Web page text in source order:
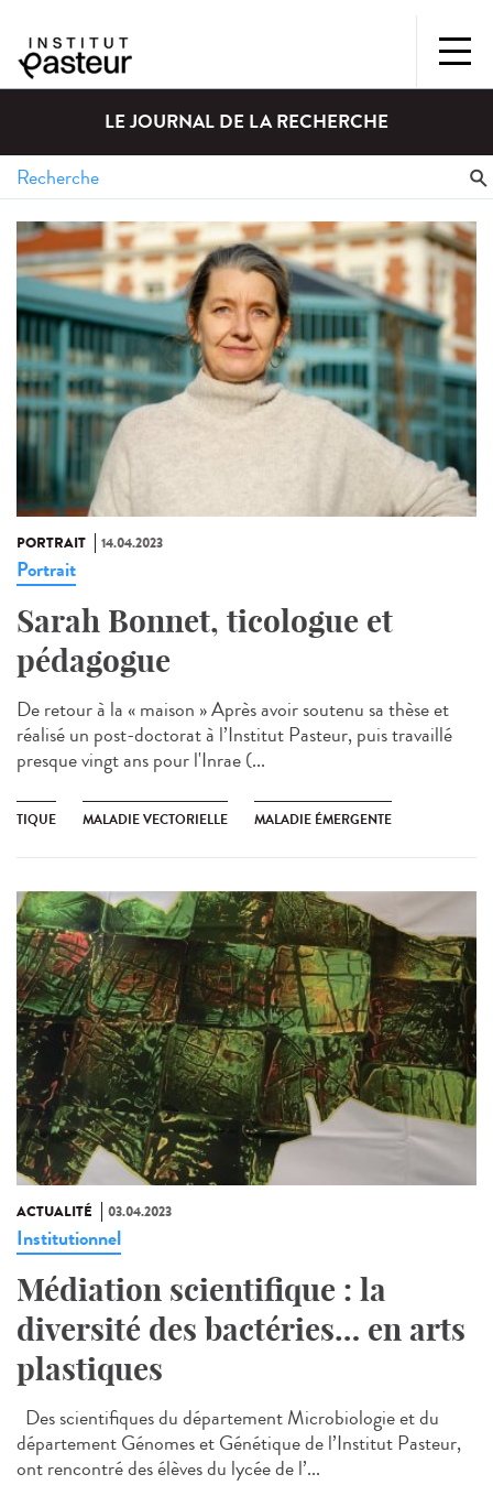
LE JOURNAL DE LA RECHERCHE
PORTRAIT 14.04.2023
Portrait
Sarah Bonnet, ticologue et
pédagogue
De retour à la « maison » Après avoir soutenu sa thèse et
réalisé un post-doctorat à l’Institut Pasteur, puis travaillé
presque vingt ans pour l'Inrae (...
TIQUE MALADIE VECTORIELLE MALADIE ÉMERGENTE
ACTUALITÉ 03.04.2023
Institutionnel
Médiation scientifique : la
diversité des bactéries… en arts
plastiques
Des scientifiques du département Microbiologie et du
département Génomes et Génétique de l’Institut Pasteur,
ont rencontré des élèves du lycée de l’...